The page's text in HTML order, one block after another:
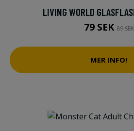
LIVING WORLD
79 SEK89 SEK
MER INFO!